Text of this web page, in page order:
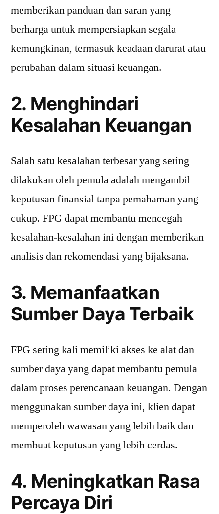
memberikan panduan dan saran yang
berharga untuk mempersiapkan segala
kemungkinan, termasuk keadaan darurat atau
perubahan dalam situasi keuangan.
2. Menghindari
Kesalahan Keuangan
Salah satu kesalahan terbesar yang sering
dilakukan oleh pemula adalah mengambil
keputusan finansial tanpa pemahaman yang
cukup. FPG dapat membantu mencegah
kesalahan-kesalahan ini dengan memberikan
analisis dan rekomendasi yang bijaksana.
3. Memanfaatkan
Sumber Daya Terbaik
FPG sering kali memiliki akses ke alat dan
sumber daya yang dapat membantu pemula
dalam proses perencanaan keuangan. Dengan
menggunakan sumber daya ini, klien dapat
memperoleh wawasan yang lebih baik dan
membuat keputusan yang lebih cerdas.
4. Meningkatkan Rasa
Percaya Diri